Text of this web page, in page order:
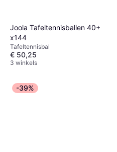
Joola Tafeltennisballen 40+
x144
Tafeltennisbal
€ 50,25
3 winkels
-39%